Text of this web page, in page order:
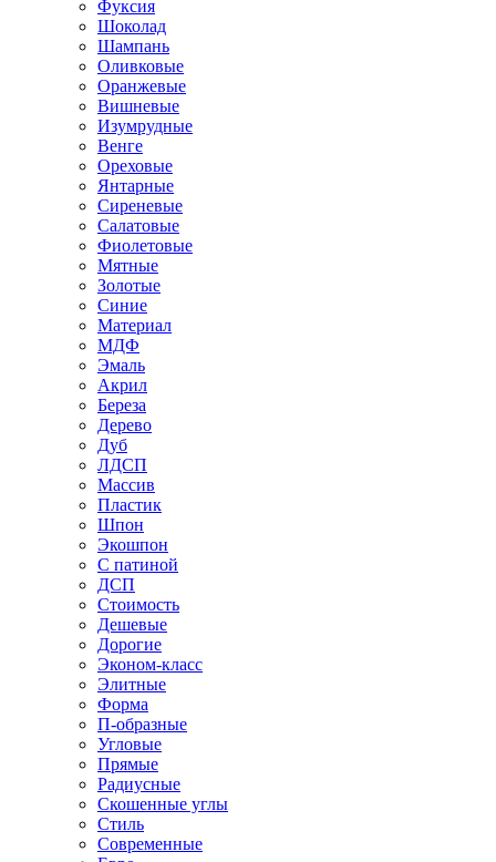
Фуксия
Шоколад
Шампань
Оливковые
Оранжевые
Вишневые
Изумрудные
Венге
Ореховые
Янтарные
Сиреневые
Салатовые
Фиолетовые
Мятные
Золотые
Синие
Материал
МДФ
Эмаль
Акрил
Береза
Дерево
Дуб
ЛДСП
Массив
Пластик
Шпон
Экошпон
С патиной
ДСП
Стоимость
Дешевые
Дорогие
Эконом-класс
Элитные
Форма
П-образные
Угловые
Прямые
Радиусные
Скошенные углы
Стиль
Современные